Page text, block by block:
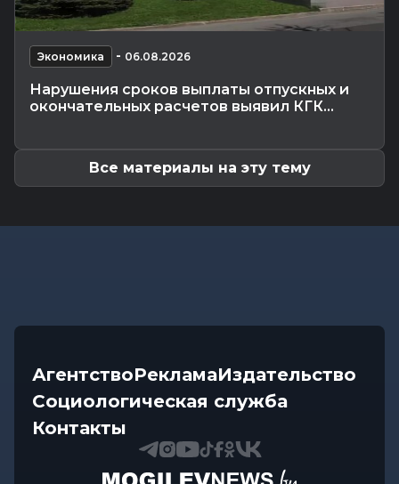
ливни, град, шквалистый...
В Славгородском районе механизатор похитил
Общество 06.08.2026 13:32
Экономика - 06.08.2026
Нарушения сроков выплаты отпускных и
окончательных расчетов выявил КГК...
Все материалы на эту тему
АгентствоРекламаИздательство
Социологическая служба
Контакты